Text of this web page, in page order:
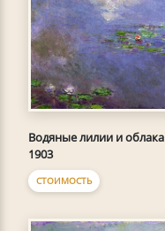
Водяные лилии и облака
1903
СТОИМОСТЬ